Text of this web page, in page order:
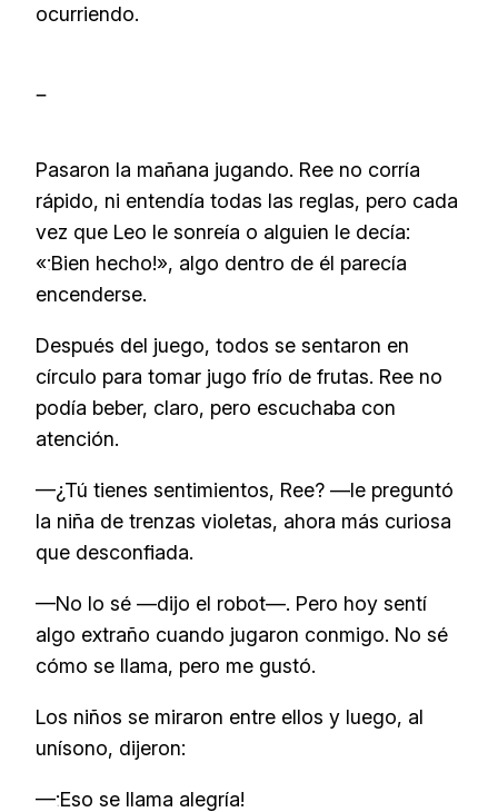
ocurriendo.
–
Pasaron la mañana jugando. Ree no corría
rápido, ni entendía todas las reglas, pero cada
vez que Leo le sonreía o alguien le decía:
«¡Bien hecho!», algo dentro de él parecía
encenderse.
Después del juego, todos se sentaron en
círculo para tomar jugo frío de frutas. Ree no
podía beber, claro, pero escuchaba con
atención.
—¿Tú tienes sentimientos, Ree? —le preguntó
la niña de trenzas violetas, ahora más curiosa
que desconfiada.
—No lo sé —dijo el robot—. Pero hoy sentí
algo extraño cuando jugaron conmigo. No sé
cómo se llama, pero me gustó.
Los niños se miraron entre ellos y luego, al
unísono, dijeron:
—¡Eso se llama alegría!